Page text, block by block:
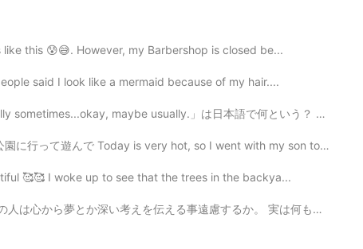
ています。一緒に頑張りましょう🐥
2020.01.27 12:23
2020.01.27 12:23
this 😰😅. However, my Barbershop is closed be...
said I look like a mermaid because of my hair....
maybe usually.」は日本語で何という？ 東京ミッドタウンの夕方花見は...
遊んで Today is very hot, so I went with my son to play at a park that ha...
🥰🥰 I woke up to see that the trees in the backya...
か。 実は何も無い、自分の中で？ なら、そういう人も探されるとする、、 でも、時間がなかかるから、無駄遣...